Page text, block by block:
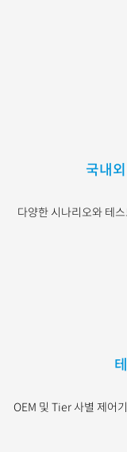
국내
다양한 시나리오와 테
OEM 및 Tier사별 제어기